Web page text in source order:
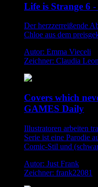
Life is Strange 6
Der herzzerreißende
Chloe aus dem
Autor: Emma Vieceli
Zeichner: Claudia
Covers which
GAMES Daily
Illustratoren arbeiten
Serie ist eine Parodie
Comic-Stil und
Autor: Just Frank
Zeichner: frank22081